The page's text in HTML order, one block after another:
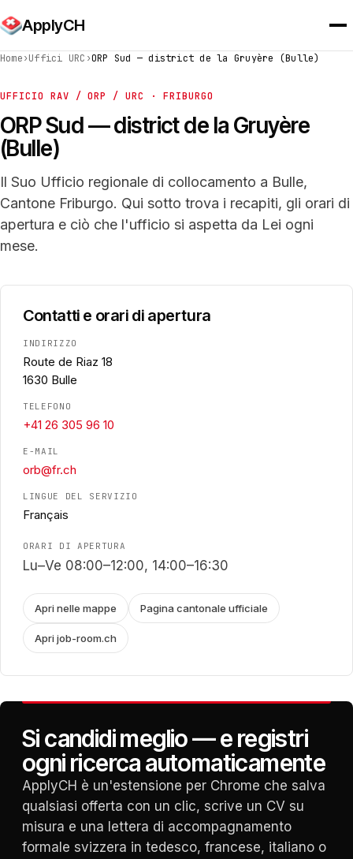
ApplyCH
Home›Uffici URC ›ORP Sud — district de la Gruyère (Bulle)
UFFICIO RAV / ORP / URC · FRIBURGO
ORP Sud — district de la Gruyère
(Bulle)
Il Suo Ufficio regionale di collocamento a Bulle,
Cantone Friburgo. Qui sotto trova i recapiti, gli orari di
apertura e ciò che l'ufficio si aspetta da Lei ogni
mese.
Contatti e orari di apertura
INDIRIZZO
Route de Riaz 18
1630 Bulle
TELEFONO
+41 26 305 96 10
E-MAIL
orb@fr.ch
LINGUE DEL SERVIZIO
Français
ORARI DI APERTURA
Lu–Ve 08:00–12:00, 14:00–16:30
Apri nelle mappe Pagina cantonale ufficiale
Apri job-room.ch
Si candidi meglio — e registri
ogni ricerca automaticamente
ApplyCH è un'estensione per Chrome che salva
qualsiasi offerta con un clic, scrive un CV su
misura e una lettera di accompagnamento
formale svizzera in tedesco, francese, italiano o